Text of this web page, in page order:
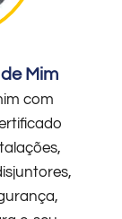
Mim
com